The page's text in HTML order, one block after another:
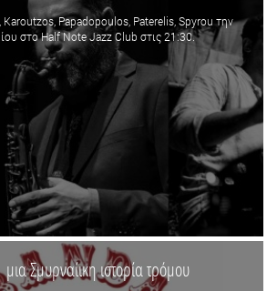
Papadopoulos, Paterelis, Spyrou την
στο Half Note Jazz Club στις 21:30.
Σμυρναίικη ιστορία τρόμου